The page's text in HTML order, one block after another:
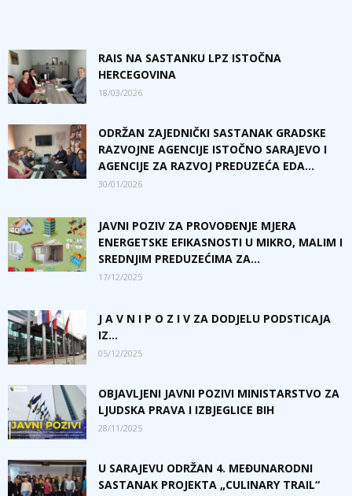
RAIS NA SASTANKU LPZ ISTOČNA
HERCEGOVINA
18/03/2026
ODRŽAN ZAJEDNIČKI SASTANAK GRADSKE
RAZVOJNE AGENCIJE ISTOČNO SARAJEVO I
AGENCIJE ZA RAZVOJ PREDUZEĆA EDA...
30/01/2026
JAVNI POZIV ZA PROVOĐENJE MJERA
ENERGETSKE EFIKASNOSTI U MIKRO, MALIM I
SREDNJIM PREDUZEĆIMA ZA...
17/12/2025
J A V N I P O Z I V ZA DODJELU PODSTICAJA
IZ...
05/12/2025
OBJAVLJENI JAVNI POZIVI MINISTARSTVO ZA
LJUDSKA PRAVA I IZBJEGLICE BIH
28/11/2025
U SARAJEVU ODRŽAN 4. MEĐUNARODNI
SASTANAK PROJEKTA „CULINARY TRAIL“